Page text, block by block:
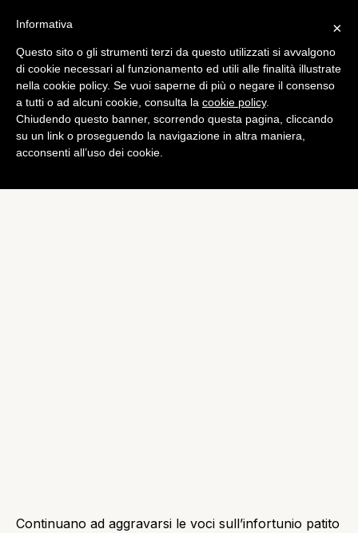
Bundesliga
Hannover shock, Ya Konan
rischia la stagione
di Emiliano Storace
Continuano ad aggravarsi le voci sull’infortunio patito
×
Informativa
Questo sito o gli strumenti terzi da questo utilizzati si avvalgono
di cookie necessari al funzionamento ed utili alle finalità illustrate
nella cookie policy. Se vuoi saperne di più o negare il consenso
a tutti o ad alcuni cookie, consulta la cookie policy.
Chiudendo questo banner, scorrendo questa pagina, cliccando
su un link o proseguendo la navigazione in altra maniera,
acconsenti all’uso dei cookie.